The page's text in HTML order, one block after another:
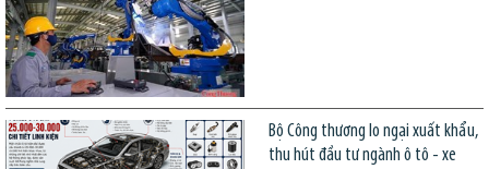
Bộ Công thương lo ngại xuất khẩu,
thu hút đầu tư ngành ô tô - xe